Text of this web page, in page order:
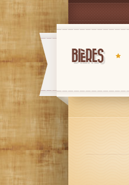
BIÈRES